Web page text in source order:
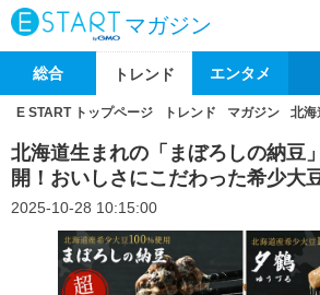
マガジン
総合 トレンド エンタメ
E START トップページ トレンド マガジン 北海
北海道生まれの「まぼろしの納豆
開！おいしさにこだわった希少大
2025-10-28 10:15:00